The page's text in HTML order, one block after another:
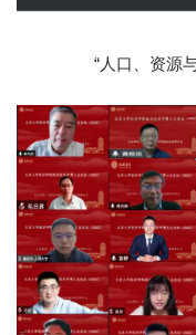
“人口、资源